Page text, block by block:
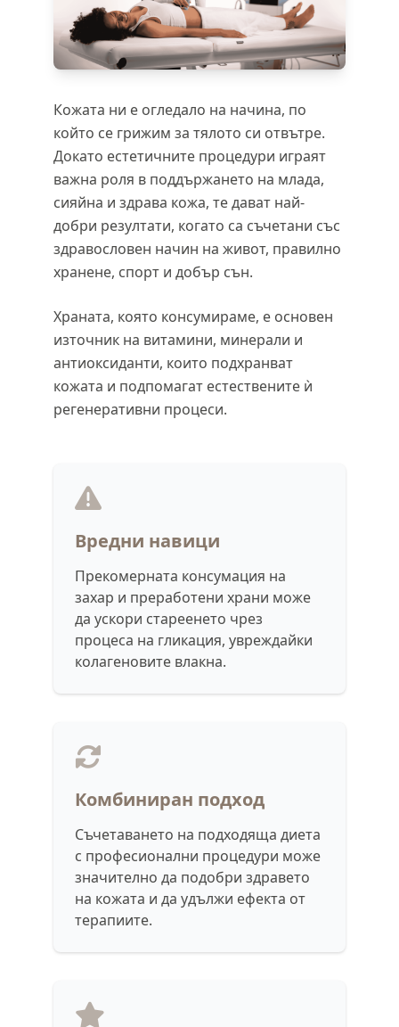
Кожата ни е огледало на начина, по
който се грижим за тялото си отвътре.
Докато естетичните процедури играят
важна роля в поддържането на млада,
сияйна и здрава кожа, те дават най-
добри резултати, когато са съчетани със
здравословен начин на живот, правилно
хранене, спорт и добър сън.
Храната, която консумираме, е основен
източник на витамини, минерали и
антиоксиданти, които подхранват
кожата и подпомагат естествените ѝ
регенеративни процеси.
Вредни навици
Прекомерната консумация на
захар и преработени храни може
да ускори стареенето чрез
процеса на гликация, увреждайки
колагеновите влакна.
Комбиниран подход
Съчетаването на подходяща диета
с професионални процедури може
значително да подобри здравето
на кожата и да удължи ефекта от
терапиите.